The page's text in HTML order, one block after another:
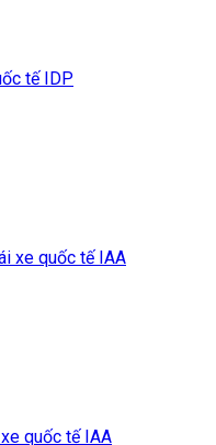
tế IDP
xe quốc tế IAA
quốc tế IAA